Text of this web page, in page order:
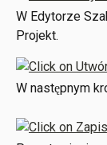
W Edytorze
Projekt.
W następnym